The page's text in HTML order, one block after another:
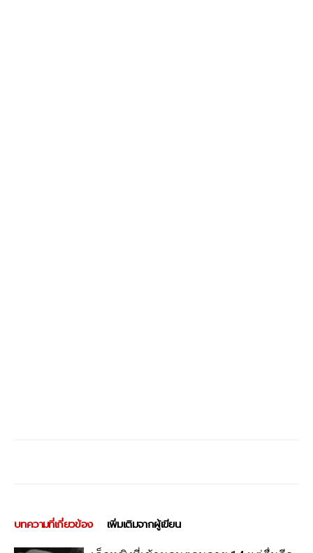
บทความที่เกี่ยวข้อง เพิ่มเติมจากผู้เขียน